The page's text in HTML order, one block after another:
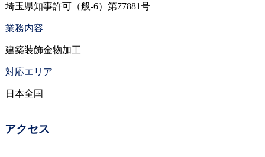
埼玉県知事許可（般-6）第77881号
業務内容
建築装飾金物加工
対応エリア
日本全国
アクセス